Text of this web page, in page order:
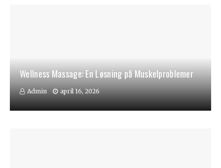
Wellness Massage: En Løsning på Muskelproblemer
Admin april 16, 2026